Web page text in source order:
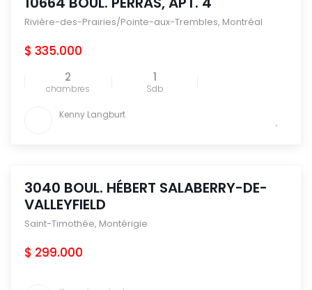
Rivière-des-Prairies/Pointe-aux-Trembles, Montréal
$ 335.000
2
chambres
1
Sdb
Kenny Langburt
3040 BOUL. HÉBERT SALABERRY-DE-
VALLEYFIELD
Saint-Timothée, Montérigie
$ 299.000